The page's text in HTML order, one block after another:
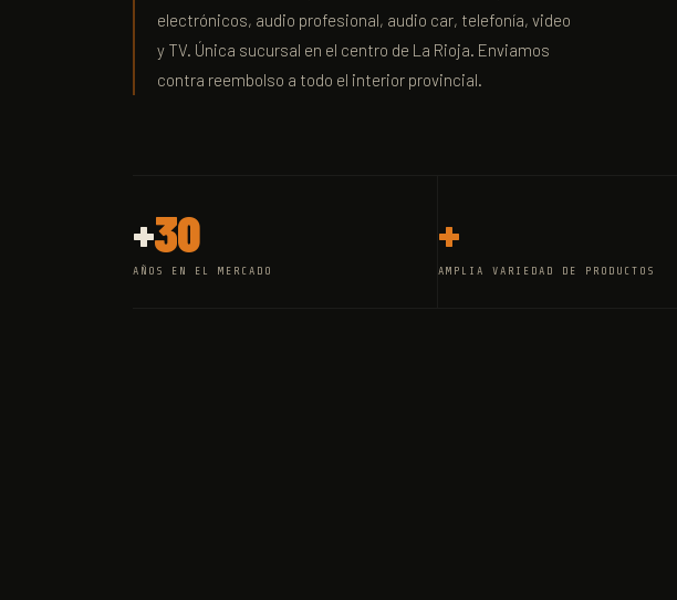
electrónicos, audio profesional, audio car, telefonía, video
y TV. Única sucursal en el centro de La Rioja. Enviamos
contra reembolso a todo el interior provincial.
+30
AÑOS EN EL MERCADO
+
AMPLIA VARIEDAD DE PRODUCTOS